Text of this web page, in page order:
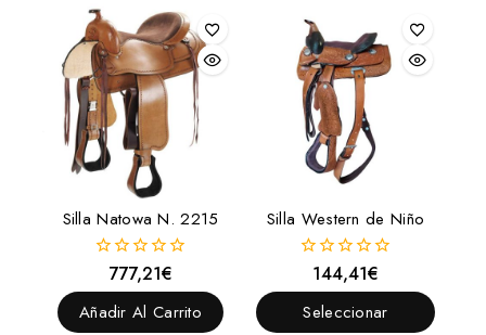
Silla Natowa N. 2215
fuera
de
5
777,21€
Añadir Al Carrito
Silla Western de Niño
fuera
de
5
144,41€
Seleccionar